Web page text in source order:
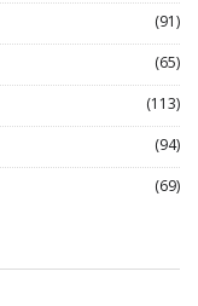
(91)
(65)
(113)
(94)
(69)